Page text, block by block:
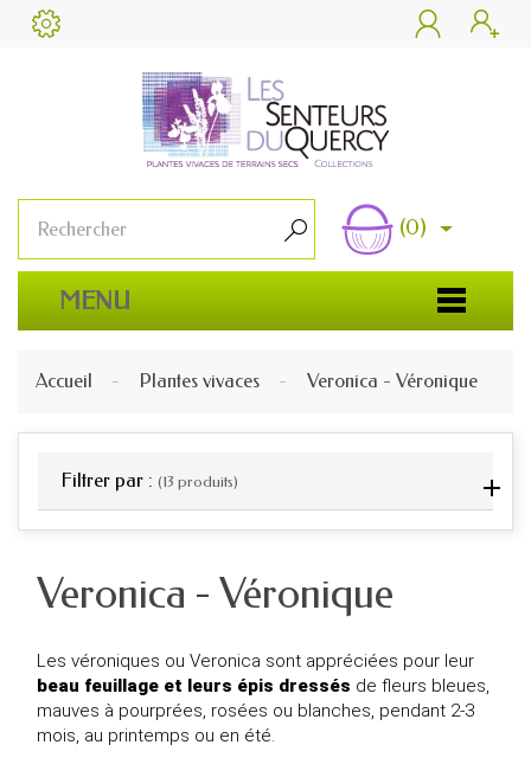
 
 (0)
MENU
Accueil Plantes vivaces Veronica - Véronique
Filtrer par : (13 produits)
Veronica - Véronique
Les véroniques ou Veronica sont appréciées pour leur
beau feuillage et leurs épis dressés de fleurs bleues,
mauves à pourprées, rosées ou blanches, pendant 2-3
mois, au printemps ou en été.